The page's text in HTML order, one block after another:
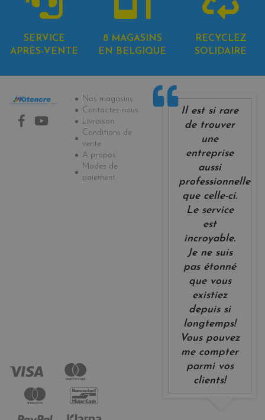
SERVICE
APRÈS-VENTE
8 MAGASINS
EN BELGIQUE
RECYCLEZ
SOLIDAIRE
Informations
Nos magasins
Contactez-nous
Livraison
Conditions de
vente
A propos
Modes de
paiement
Il est si rare
de trouver
une
entreprise
aussi
professionnelle
que celle-ci.
Le service
est
incroyable.
Je ne suis
pas étonné
que vous
existiez
depuis si
longtemps!
Vous pouvez
me compter
parmi vos
clients!